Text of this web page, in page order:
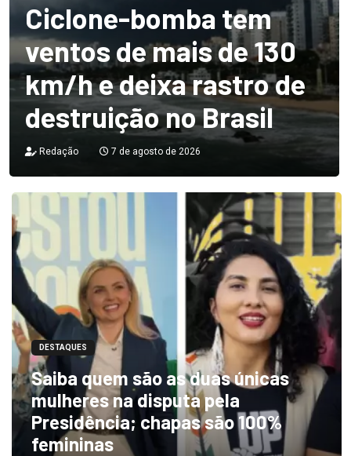
Ciclone-bomba tem
ventos de mais de 130
km/h e deixa rastro de
destruição no Brasil
Redação 7 de agosto de 2026
DESTAQUES
Saiba quem são as duas únicas
mulheres na disputa pela
Presidência; chapas são 100%
femininas